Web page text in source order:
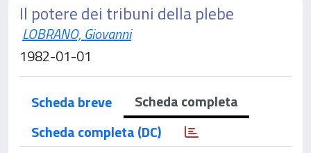
Il potere dei tribuni della plebe
LOBRANO, Giovanni
1982-01-01
Scheda breve
Scheda completa
Scheda completa (DC)